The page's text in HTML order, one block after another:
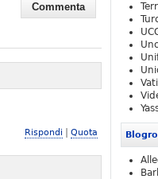
Rispondi Quota